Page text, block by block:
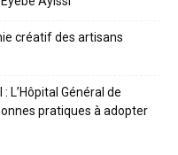
créatif des artisans
L’Hôpital Général de
pratiques à adopter